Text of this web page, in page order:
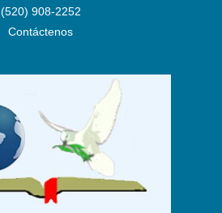
(520) 908-2252
Contáctenos